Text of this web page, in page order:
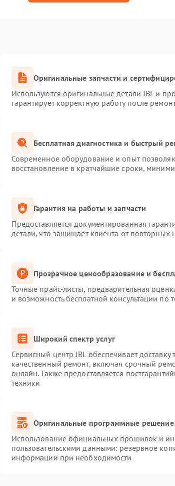
Оригинальные запчасти и
Используются оригинальные детали JBL и
гарантирует корректную работу после
Бесплатная диагностика и быстрый
Современное оборудование и опыт
восстановление в кратчайшие сроки,
Гарантия на работы и запчасти
Предоставляется документированная
детали, что защищает клиента от повторных
Прозрачное ценообразование и
Точные прайс-листы, предварительная
и возможность бесплатной консультации по
Широкий спектр услуг
Сервисный центр JBL обеспечивает
качественный ремонт, включая срочный
онлайн. Также предоставляется
техники
Оригинальные программные
Использование официальных прошивок и
пользовательскими данными: резервное
информации при необходимости